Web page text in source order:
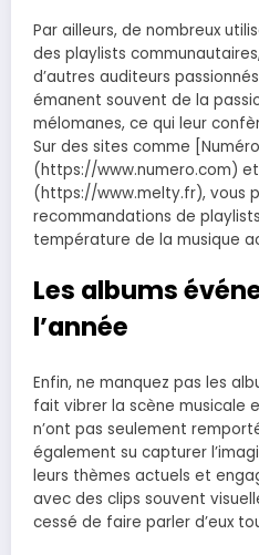
Par ailleurs, de nombreux
des playlists
d’autres auditeurs
émanent souvent de la
mélomanes, ce qui leur
Sur des sites comme
(https://www.numero.com)
(https://www.melty.fr), vous
recommandations de
température de la musique
Les albums
l’année
Enfin, ne manquez pas les
fait vibrer la scène musicale
n’ont pas seulement
également su capturer
leurs thèmes actuels et
avec des clips souvent
cessé de faire parler d’eux